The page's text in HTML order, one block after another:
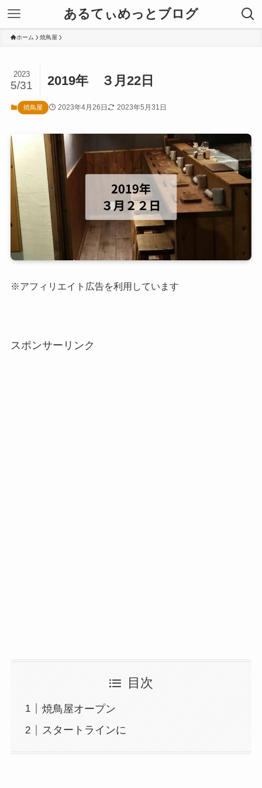
あるてぃめっとブログ
ホーム 焼鳥屋
2019年 ３月22日
2023
5/31
焼鳥屋 2023年4月26日 2023年5月31日
※アフィリエイト広告を利用しています
スポンサーリンク
目次
焼鳥屋オープン
スタートラインに